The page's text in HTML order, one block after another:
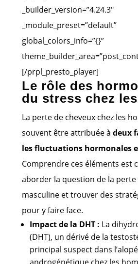
_builder_version=”4.24.3″
_module_preset=”default”
global_colors_info=”{}”
[/prpl_presto_player]
Le rôle des
du stress chez
La perte de cheveux chez les
souvent être attribuée à deux
les fluctuations hormonales
Comprendre ces éléments est
aborder la question de la
masculine et trouver des
pour y faire face.
Impact de la DHT : La
(DHT), un dérivé de la
principal suspect dans
androgénétique chez les